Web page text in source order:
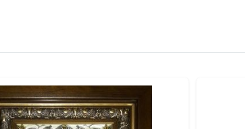
Серебрение и золочение. ●